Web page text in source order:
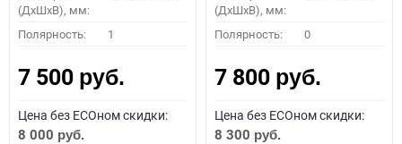
(ДхШхВ), мм:
Полярность: 1
7 500 руб.
Цена без ECOном скидки:
8 000 руб.
(ДхШхВ), мм:
Полярность: 0
7 800 руб.
Цена без ECOном скидки:
8 300 руб.